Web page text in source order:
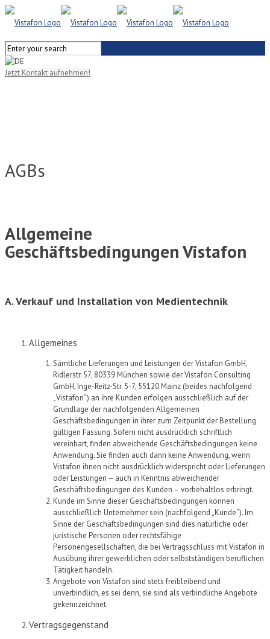
Jetzt Kontakt aufnehmen!
AGBs
Allgemeine
Geschäftsbedingungen Vistafon
A. Verkauf und Installation von Medientechnik
Allgemeines
Sämtliche Lieferungen und Leistungen derVistafon GmbH,
Ridlerstr. 57, 80339München sowie derVistafon Consulting
GmbH, Inge-Reitz-Str. 5-7, 55120 Mainz (beides nachfolgend
„Vistafon“) an ihre Kunden erfolgen ausschließlich auf der
Grundlage der nachfolgenden Allgemeinen
Geschäftsbedingungen in ihrer zum Zeitpunkt der Bestellung
gültigen Fassung. Sofern nicht ausdrücklich schriftlich
vereinbart, finden abweichende Geschäftsbedingungen keine
Anwendung. Sie finden auch dann keine Anwendung, wenn
Vistafon ihnen nicht ausdrücklich widerspricht oder Lieferungen
oder Leistungen – auch in Kenntnis abweichender
Geschäftsbedingungen des Kunden – vorbehaltlos erbringt.
Kunde im Sinne dieser Geschäftsbedingungen können
ausschließlich Unternehmer sein (nachfolgend „Kunde“). Im
Sinne der Geschäftsbedingungen sind dies natürliche oder
juristische Personen oder rechtsfähige
Personengesellschaften, die bei Vertragsschluss mitVistafon in
Ausübung ihrer gewerblichen oder selbstständigen beruflichen
Tätigkeit handeln.
Angebote von Vistafon sind stets freibleibend und
unverbindlich, es sei denn, sie sind als verbindliche Angebote
gekennzeichnet.
Vertragsgegenstand